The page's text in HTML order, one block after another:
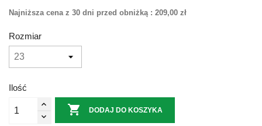
Najniższa cena z 30 dni przed obniżką : 209,00 zł
Rozmiar
Ilość
 DODAJ DO KOSZYKA